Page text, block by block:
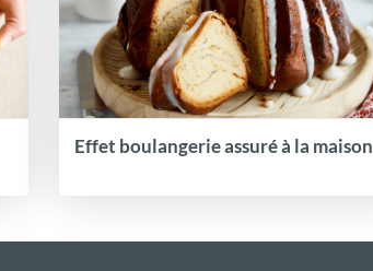
Effet boulangerie assuré à la maison